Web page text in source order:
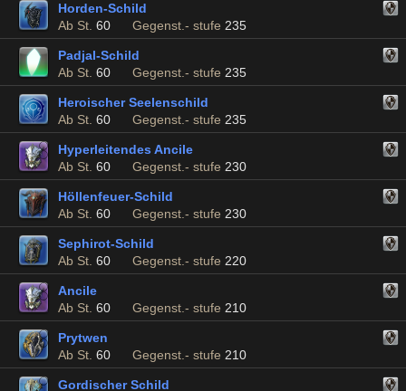
Horden-Schild
Ab St. 60 Gegenst.- stufe 235
Padjal-Schild
Ab St. 60 Gegenst.- stufe 235
Heroischer Seelenschild
Ab St. 60 Gegenst.- stufe 235
Hyperleitendes Ancile
Ab St. 60 Gegenst.- stufe 230
Höllenfeuer-Schild
Ab St. 60 Gegenst.- stufe 230
Sephirot-Schild
Ab St. 60 Gegenst.- stufe 220
Ancile
Ab St. 60 Gegenst.- stufe 210
Prytwen
Ab St. 60 Gegenst.- stufe 210
Gordischer Schild